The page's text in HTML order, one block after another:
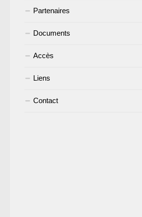
Partenaires
Documents
Accès
Liens
Contact